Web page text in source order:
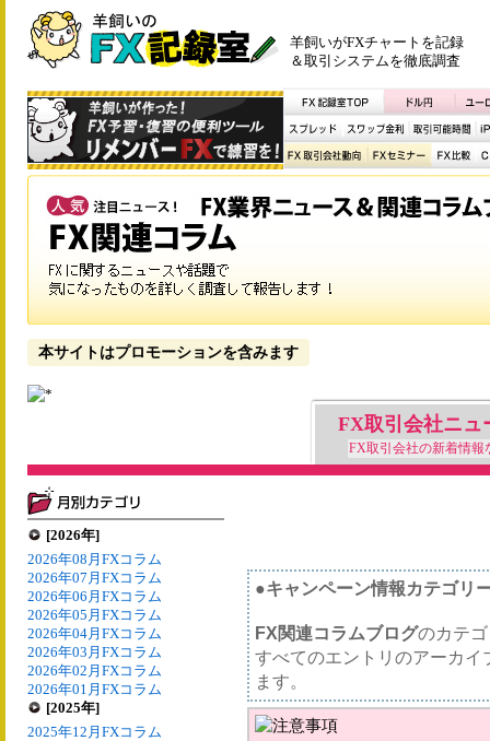
羊飼いがFXチャートを記録
＆取引システムを徹底調査
本サイトはプロモーションを含みます
FX取引会社ニュ
FX取引会社の新着情報
[2026年]
2026年08月FXコラム
2026年07月FXコラム
2026年06月FXコラム
2026年05月FXコラム
2026年04月FXコラム
2026年03月FXコラム
2026年02月FXコラム
2026年01月FXコラム
[2025年]
2025年12月FXコラム
●キャンペーン情報カテゴリ
FX関連コラムブログのカテ
すべてのエントリのアーカ
ます。